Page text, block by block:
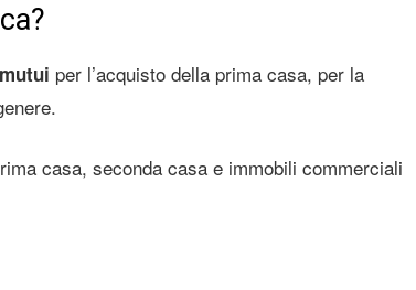
per l’acquisto della prima casa, per la
casa, seconda casa e immobili commerciali